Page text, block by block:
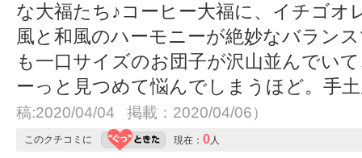
な大福たち♪コーヒー大福に、イチゴオ
風と和風のハーモニーが絶妙なバラン
も一口サイズのお団子が沢山並んでい
ーっと見つめて悩んでしまうほど。手
稿:2020/04/04 掲載：2020/04/06）
このクチコミに 現在： 0人